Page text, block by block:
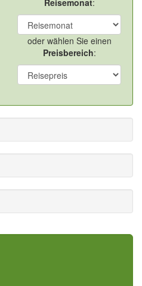
Reisemonat:
oder wählen Sie einen
Preisbereich: